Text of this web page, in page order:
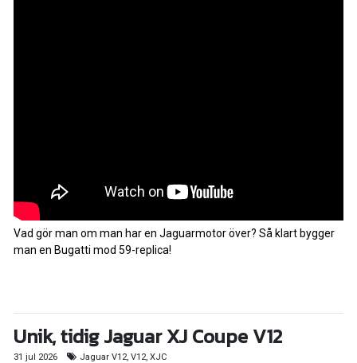
Vad gör man om man har en Jaguarmotor över? Så klart bygger
man en Bugatti mod 59-replica!
Unik, tidig Jaguar XJ Coupe V12
31 jul 2026 Jaguar V12, V12, XJC